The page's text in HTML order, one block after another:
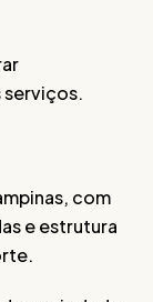
com
e estrutura